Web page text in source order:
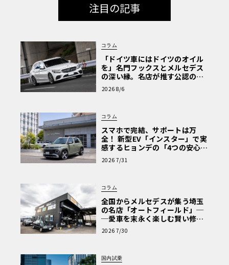
注目の記事
コラム
「ドイツ車にはドイツのオイル
を」名門フックスとメルセデス
の深い縁。名店が推す公認の安
心と、Cクラスで味わうシルキー
な走り〈PR〉
2026 8/6
コラム
スマホで完結、サポートは万
全！ 新型EV「インスター」で実
感するヒョンデの「4つの安心」
【第1回・ヒョンデ6つの疑問：
Why? Hyundai?】〈PR〉
2026 7/31
コラム
全国からメルセデスが集う埼玉
の名店「オートフィールド」─
─愛車を末永く楽しむ賢い修理
術と、プロがフックス製オイル
を選ぶ理由〈PR〉
2026 7/30
国内試乗